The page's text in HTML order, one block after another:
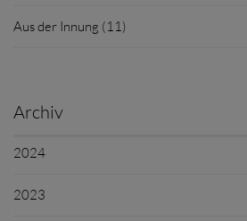
Aus der Innung (11)
Archiv
2024
2023